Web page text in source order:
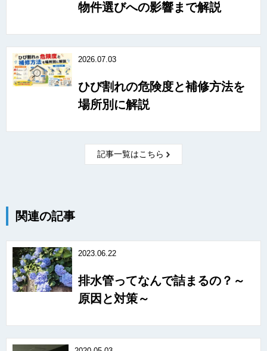
物件選びへの影響まで解説
2026.07.03
ひび割れの危険度と補修方法を
場所別に解説
記事一覧はこちら
関連の記事
2023.06.22
排水管ってなんで詰まるの？～
原因と対策～